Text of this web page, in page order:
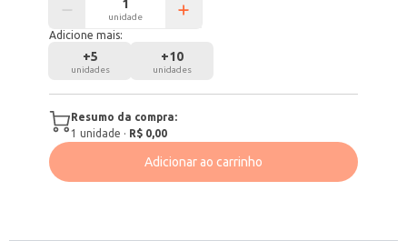
unidade
Adicione mais:
+5
unidades
+10
unidades
Resumo da compra:
1 unidade · R$ 0,00
Adicionar ao carrinho